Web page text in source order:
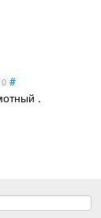
#
.